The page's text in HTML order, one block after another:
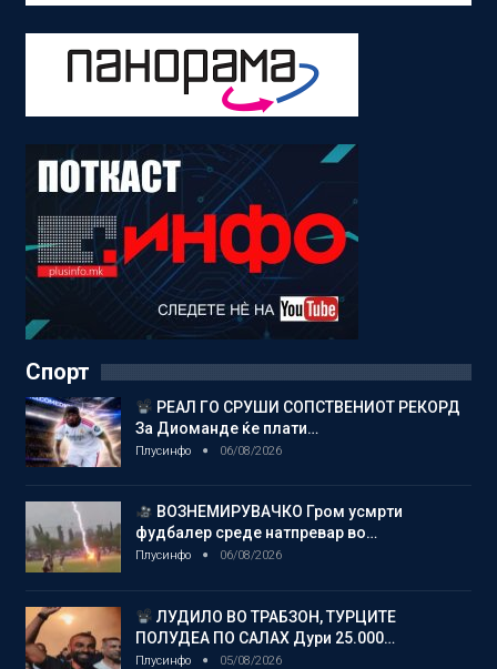
Спорт
РЕАЛ ГО СРУШИ СОПСТВЕНИОТ РЕКОРД
За Диоманде ќе плати…
Плусинфо 06/08/2026
ВОЗНЕМИРУВАЧКО Гром усмрти
фудбалер среде натпревар во…
Плусинфо 06/08/2026
ЛУДИЛО ВО ТРАБЗОН, ТУРЦИТЕ
ПОЛУДЕА ПО САЛАХ Дури 25.000…
Плусинфо 05/08/2026